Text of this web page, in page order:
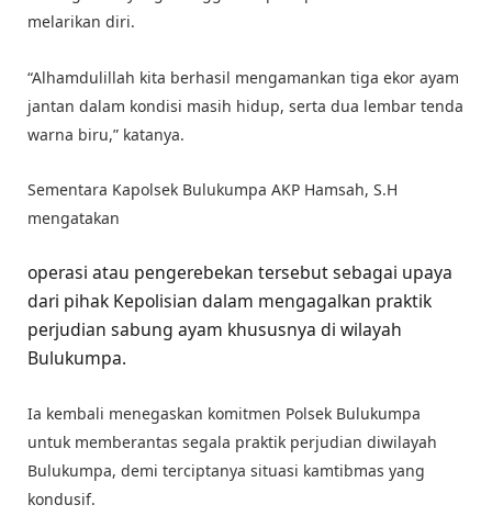
melarikan diri.
“Alhamdulillah kita berhasil mengamankan tiga ekor ayam
jantan dalam kondisi masih hidup, serta dua lembar tenda
warna biru,” katanya.
Sementara Kapolsek Bulukumpa AKP Hamsah, S.H
mengatakan
operasi atau pengerebekan tersebut sebagai upaya
dari pihak Kepolisian dalam mengagalkan praktik
perjudian sabung ayam khususnya di wilayah
Bulukumpa.
Ia kembali menegaskan komitmen Polsek Bulukumpa
untuk memberantas segala praktik perjudian diwilayah
Bulukumpa, demi terciptanya situasi kamtibmas yang
kondusif.